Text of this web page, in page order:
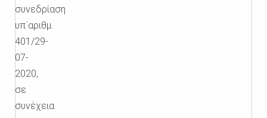
συνεδρίαση
υπ΄αριθμ.
401/29-
07-
2020,
σε
συνέχεια